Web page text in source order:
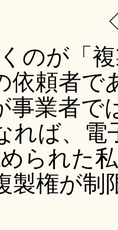
のが「
依頼者で
事業者で
れば、電
られた
製権が制